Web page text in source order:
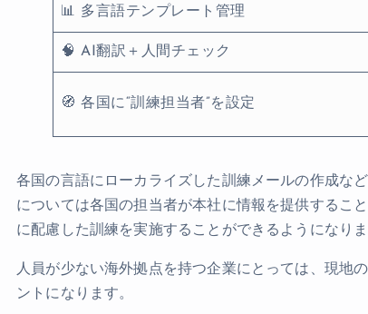
📊 多言語テンプレート管理
🧠 AI翻訳＋人間チェック
🧭 各国に“訓練担当者”を設定
各国の言語にローカライズした訓練メールの作成な
については各国の担当者が本社に情報を提供するこ
に配慮した訓練を実施することができるようになりま
人員が少ない海外拠点を持つ企業にとっては、現地
ントになります。